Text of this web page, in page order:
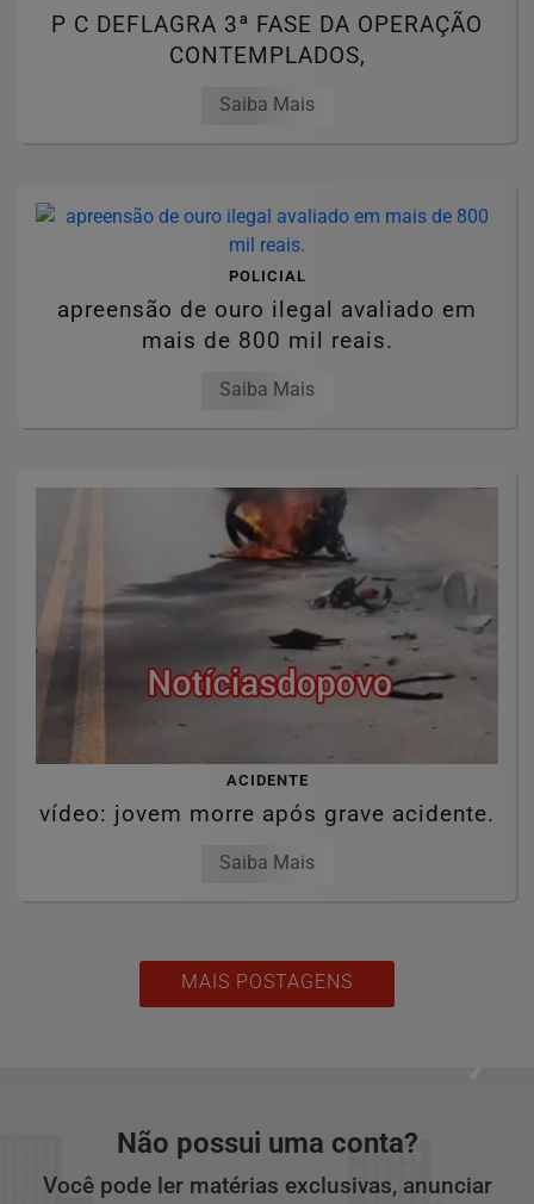
P C DEFLAGRA 3ª FASE DA OPERAÇÃO
CONTEMPLADOS,
Saiba Mais
POLICIAL
apreensão de ouro ilegal avaliado em
mais de 800 mil reais.
Saiba Mais
ACIDENTE
vídeo: jovem morre após grave acidente.
Saiba Mais
MAIS POSTAGENS
Não possui uma conta?
Você pode ler matérias exclusivas, anunciar